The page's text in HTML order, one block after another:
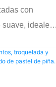
con
suave, ideales
de